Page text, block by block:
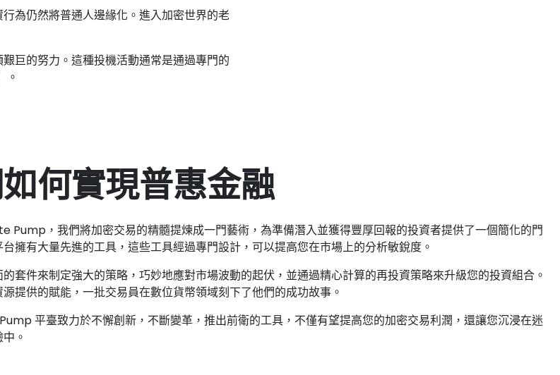
為仍然將普通人邊緣化。進入加密世界的老
巨的努力。這種投機活動通常是通過專門的
。
何實現普惠金融
Pump，我們將加密交易的精髓提煉成一門藝術，為準備潛入並獲得豐厚回報的投資者提供了一個簡化的門
擁有大量先進的工具，這些工具經過專門設計，可以提高您在市場上的分析敏銳度。
套件來制定強大的策略，巧妙地應對市場波動的起伏，並通過精心計算的再投資策略來升級您的投資組合。
提供的賦能，一批交易員在數位貨幣領域刻下了他們的成功故事。
平臺致力於不懈創新，不斷變革，推出前衛的工具，不僅有望提高您的加密交易利潤，還讓您沉浸在迷
。